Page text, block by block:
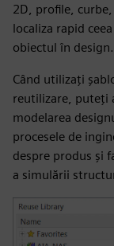
2D, profile,
localiza rapid
obiectul în design.
Când utilizați
reutilizare, puteți
modelarea
procesele de
despre produs și
a simulării